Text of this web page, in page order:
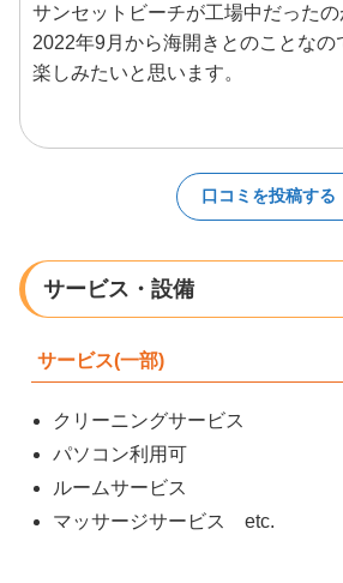
サンセットビーチが工場中だった
2022年9月から海開きとのことなの
楽しみたいと思います。
口コミを投稿する
サービス・設備
サービス(一部)
クリーニングサービス
パソコン利用可
ルームサービス
マッサージサービス etc.